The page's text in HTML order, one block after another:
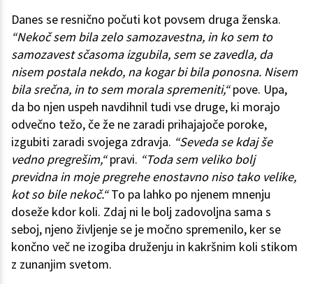
Danes se resnično počuti kot povsem druga ženska.
“Nekoč sem bila zelo samozavestna, in ko sem to
samozavest sčasoma izgubila, sem se zavedla, da
nisem postala nekdo, na kogar bi bila ponosna. Nisem
bila srečna, in to sem morala spremeniti,“pove. Upa,
da bo njen uspeh navdihnil tudi vse druge, ki morajo
odvečno težo, če že ne zaradi prihajajoče poroke,
izgubiti zaradi svojega zdravja. “Seveda se kdaj še
vedno pregrešim,“pravi. “Toda sem veliko bolj
previdna in moje pregrehe enostavno niso tako velike,
kot so bile nekoč.“To pa lahko po njenem mnenju
doseže kdor koli. Zdaj ni le bolj zadovoljna sama s
seboj, njeno življenje se je močno spremenilo, ker se
končno več ne izogiba druženju in kakršnim koli stikom
z zunanjim svetom.